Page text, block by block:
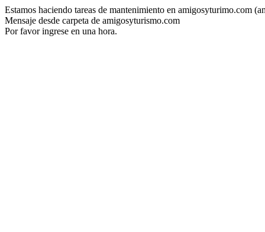
Estamos haciendo tareas de mantenimiento en amigosyturimo.com
Mensaje desde carpeta de amigosyturismo.com
Por favor ingrese en una hora.